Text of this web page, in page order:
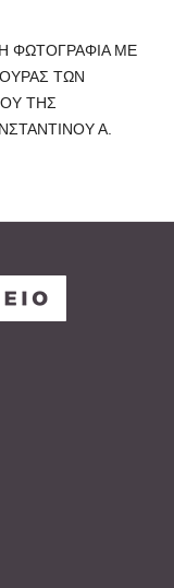
ΦΩΤΟΓΡΑΦΙΑ ΜΕ
ΤΩΝ
ΤΗΣ
Α.